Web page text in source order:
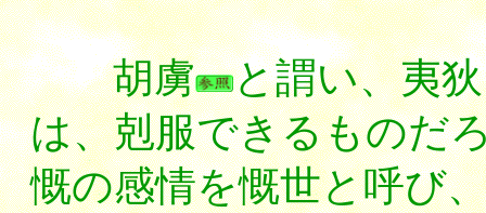
胡虜
と謂い、夷
は、剋服できるものだ
慨の感情を慨世と呼び